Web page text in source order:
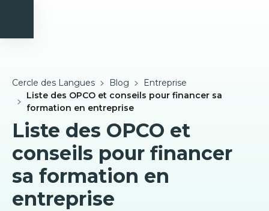
Cercle des Langues Blog
Entreprise
Liste des OPCO et conseils pour financer sa
formation en entreprise
Liste des OPCO et
conseils pour financer
sa formation en
entreprise